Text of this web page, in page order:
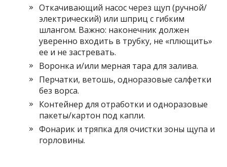
Откачивающий насос через щуп (ручной/
электрический) или шприц с гибким
шлангом. Важно: наконечник должен
уверенно входить в трубку, не «плющить»
ее и не застревать.
Воронка и/или мерная тара для залива.
Перчатки, ветошь, одноразовые салфетки
без ворса.
Контейнер для отработки и одноразовые
пакеты/картон под капли.
Фонарик и тряпка для очистки зоны щупа и
горловины.